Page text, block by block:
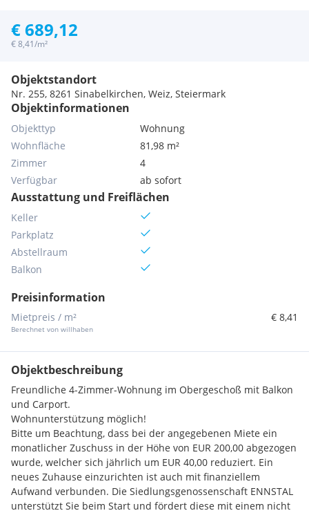
€ 689,12
€ 8,41/m²
Objektstandort
Nr. 255, 8261 Sinabelkirchen, Weiz, Steiermark
Objektinformationen
Objekttyp
Wohnung
Wohnfläche
81,98 m²
Zimmer
4
Verfügbar
ab sofort
Ausstattung und Freiflächen
Keller
Parkplatz
Abstellraum
Balkon
Preisinformation
Mietpreis / m²
Berechnet von willhaben
€ 8,41
Objektbeschreibung
Freundliche 4-Zimmer-Wohnung im Obergeschoß mit Balkon
und Carport.
Wohnunterstützung möglich!
Bitte um Beachtung, dass bei der angegebenen Miete ein
monatlicher Zuschuss in der Höhe von EUR 200,00 abgezogen
wurde, welcher sich jährlich um EUR 40,00 reduziert. Ein
neues Zuhause einzurichten ist auch mit finanziellem
Aufwand verbunden. Die Siedlungsgenossenschaft ENNSTAL
unterstützt Sie beim Start und fördert diese mit einem nicht